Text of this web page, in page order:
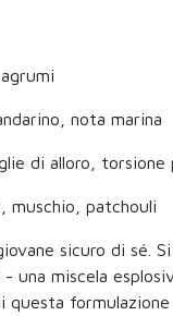
nota marina
di alloro, torsione
muschio, patchouli
sicuro di sé.
una miscela
questa